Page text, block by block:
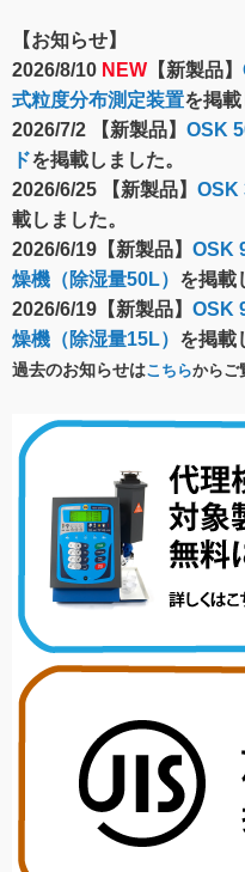
【お知らせ】
2026/8/10 NEW 【新製品】
式粒度分布測定装置を掲載
2026/7/2 【新製品】 OSK
ドを掲載しました。
2026/6/25 【新製品】 OSK
載しました。
2026/6/19【新製品】 OSK
燥機（除湿量50L） を掲載
2026/6/19【新製品】 OSK
燥機（除湿量15L） を掲載
過去のお知らせはこちらからご